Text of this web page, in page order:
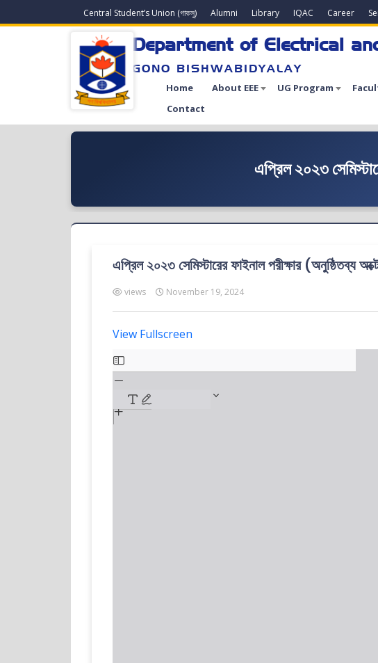
Central Student’s Union (গাকসু) Alumni Library IQAC Career
Department of Electrical
GONO BISHWABIDYALAY
Home About EEE UG Program
Contact
এপ্রিল ২০২৩
এপ্রিল ২০২৩ সেমিস্টারের ফাইনাল পরীক্ষার (অনুষ্ঠিতব্য
views November 19, 2024
View Fullscreen
to
PDF
content